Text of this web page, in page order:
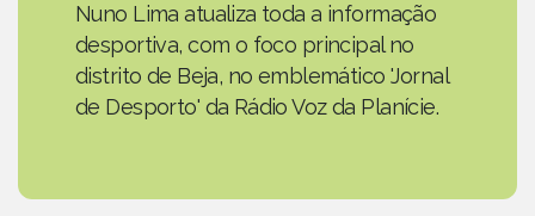
Nuno Lima atualiza toda a informação
desportiva, com o foco principal no
distrito de Beja, no emblemático 'Jornal
de Desporto' da Rádio Voz da Planície.